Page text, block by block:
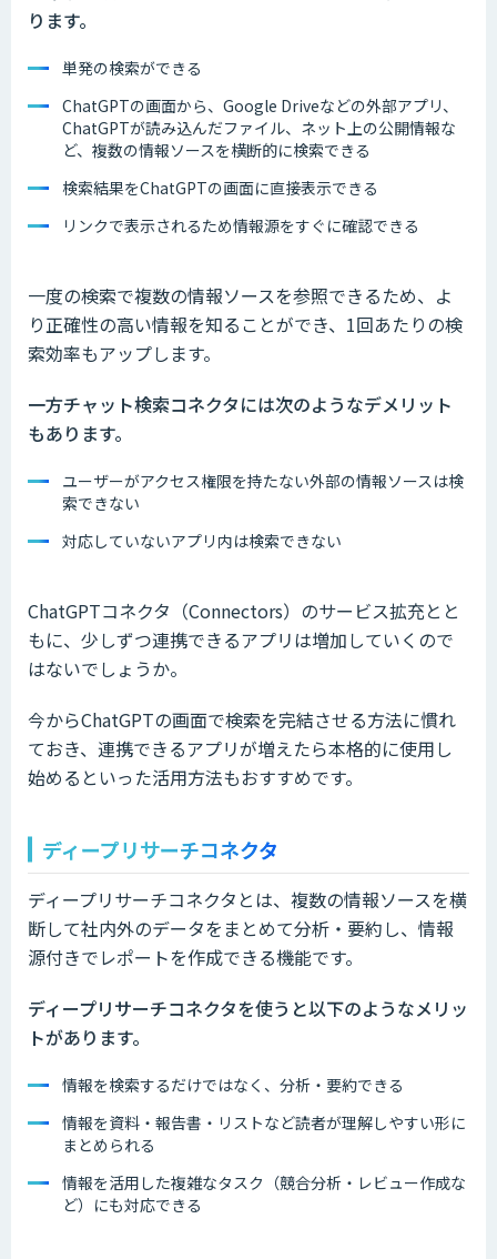
ります。
単発の検索ができる
ChatGPTの画面から、Google Driveなどの外部アプリ、
ChatGPTが読み込んだファイル、ネット上の公開情報な
ど、複数の情報ソースを横断的に検索できる
検索結果をChatGPTの画面に直接表示できる
リンクで表示されるため情報源をすぐに確認できる
一度の検索で複数の情報ソースを参照できるため、よ
り正確性の高い情報を知ることができ、1回あたりの検
索効率もアップします。
一方チャット検索コネクタには次のようなデメリット
もあります。
ユーザーがアクセス権限を持たない外部の情報ソースは検
索できない
対応していないアプリ内は検索できない
ChatGPTコネクタ（Connectors）のサービス拡充とと
もに、少しずつ連携できるアプリは増加していくので
はないでしょうか。
今からChatGPTの画面で検索を完結させる方法に慣れ
ておき、連携できるアプリが増えたら本格的に使用し
始めるといった活用方法もおすすめです。
ディープリサーチコネクタ
ディープリサーチコネクタとは、複数の情報ソースを横
断して社内外のデータをまとめて分析・要約し、情報
源付きでレポートを作成できる機能です。
ディープリサーチコネクタを使うと以下のようなメリッ
トがあります。
情報を検索するだけではなく、分析・要約できる
情報を資料・報告書・リストなど読者が理解しやすい形に
まとめられる
情報を活用した複雑なタスク（競合分析・レビュー作成な
ど）にも対応できる